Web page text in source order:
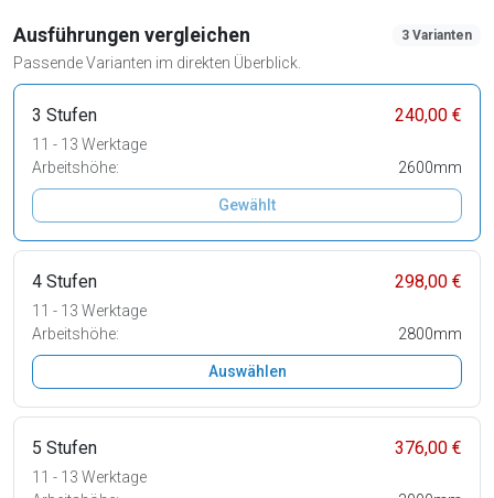
Ausführungen vergleichen
Passende Varianten im direkten Überblick.
3 Varianten
3 Stufen 240,00 €
11 - 13 Werktage
Arbeitshöhe:
2600mm
Gewählt
4 Stufen 298,00 €
11 - 13 Werktage
Arbeitshöhe:
2800mm
Auswählen
5 Stufen 376,00 €
11 - 13 Werktage